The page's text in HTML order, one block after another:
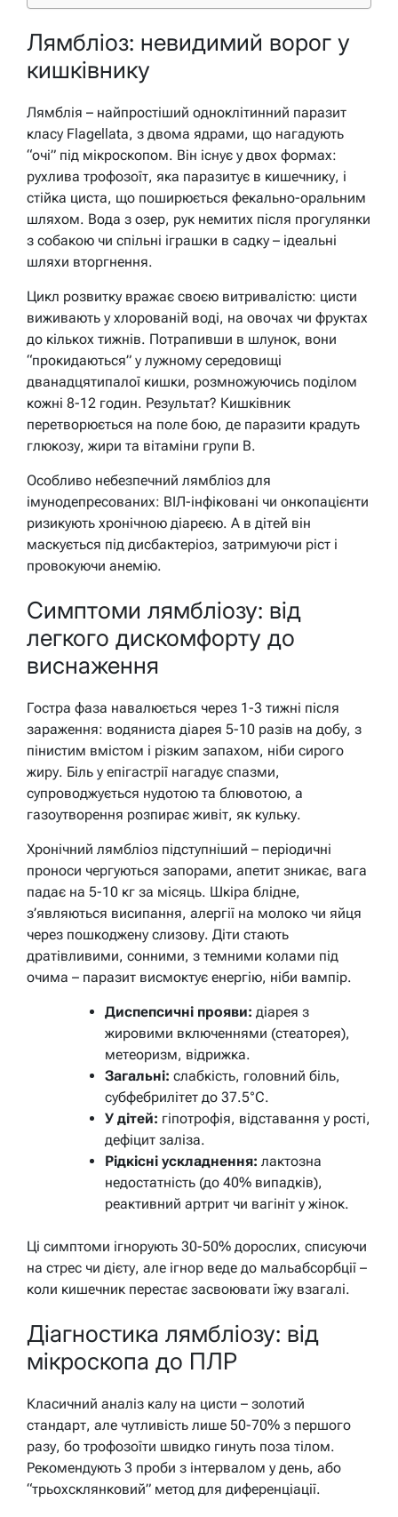
Лямбліоз: невидимий ворог у
кишківнику
Лямблія – найпростіший одноклітинний паразит
класу Flagellata, з двома ядрами, що нагадують
“очі” під мікроскопом. Він існує у двох формах:
рухлива трофозоїт, яка паразитує в кишечнику, і
стійка циста, що поширюється фекально-оральним
шляхом. Вода з озер, рук немитих після прогулянки
з собакою чи спільні іграшки в садку – ідеальні
шляхи вторгнення.
Цикл розвитку вражає своєю витривалістю: цисти
виживають у хлорованій воді, на овочах чи фруктах
до кількох тижнів. Потрапивши в шлунок, вони
“прокидаються” у лужному середовищі
дванадцятипалої кишки, розмножуючись поділом
кожні 8-12 годин. Результат? Кишківник
перетворюється на поле бою, де паразити крадуть
глюкозу, жири та вітаміни групи B.
Особливо небезпечний лямбліоз для
імунодепресованих: ВІЛ-інфіковані чи онкопацієнти
ризикують хронічною діареєю. А в дітей він
маскується під дисбактеріоз, затримуючи ріст і
провокуючи анемію.
Симптоми лямбліозу: від
легкого дискомфорту до
виснаження
Гостра фаза навалюється через 1-3 тижні після
зараження: водяниста діарея 5-10 разів на добу, з
пінистим вмістом і різким запахом, ніби сирого
жиру. Біль у епігастрії нагадує спазми,
супроводжується нудотою та блювотою, а
газоутворення розпирає живіт, як кульку.
Хронічний лямбліоз підступніший – періодичні
проноси чергуються запорами, апетит зникає, вага
падає на 5-10 кг за місяць. Шкіра блідне,
з’являються висипання, алергії на молоко чи яйця
через пошкоджену слизову. Діти стають
дратівливими, сонними, з темними колами під
очима – паразит висмоктує енергію, ніби вампір.
Диспепсичні прояви: діарея з
жировими включеннями (стеаторея),
метеоризм, відрижка.
Загальні: слабкість, головний біль,
субфебрилітет до 37.5°C.
У дітей: гіпотрофія, відставання у рості,
дефіцит заліза.
Рідкісні ускладнення: лактозна
недостатність (до 40% випадків),
реактивний артрит чи вагініт у жінок.
Ці симптоми ігнорують 30-50% дорослих, списуючи
на стрес чи дієту, але ігнор веде до мальабсорбції –
коли кишечник перестає засвоювати їжу взагалі.
Діагностика лямбліозу: від
мікроскопа до ПЛР
Класичний аналіз калу на цисти – золотий
стандарт, але чутливість лише 50-70% з першого
разу, бо трофозоїти швидко гинуть поза тілом.
Рекомендують 3 проби з інтервалом у день, або
“трьохсклянковий” метод для диференціації.